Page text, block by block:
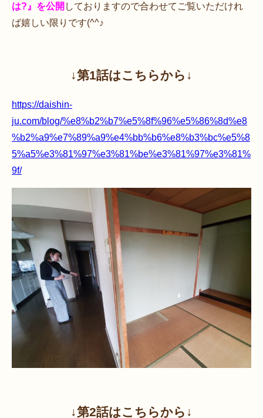
は?』を公開 しておりますので合わせてご覧いただけれ
ば嬉しい限りです(^^♪
↓第1話はこちらから↓
https://daishin-
ju.com/blog/%e8%b2%b7%e5%8f%96%e5%86%8d%e8
%b2%a9%e7%89%a9%e4%bb%b6%e8%b3%bc%e5%8
5%a5%e3%81%97%e3%81%be%e3%81%97%e3%81%
9f/
↓第2話はこちらから↓